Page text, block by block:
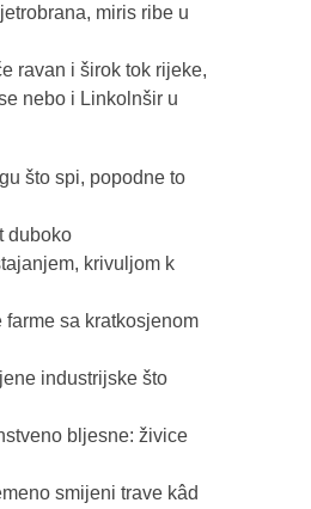
miris ribe u
ravan i širok tok rijeke,
nebo i Linkolnšir u
što spi, popodne to
duboko
krivuljom k
farme sa kratkosjenom
industrijske što
bljesne: živice
smijeni trave kâd